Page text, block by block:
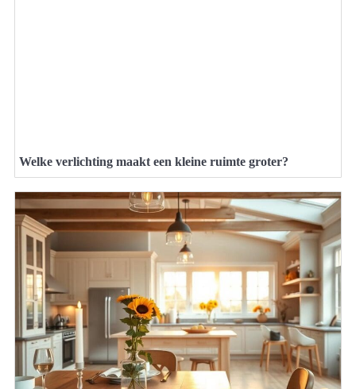
Welke verlichting maakt een kleine ruimte groter?